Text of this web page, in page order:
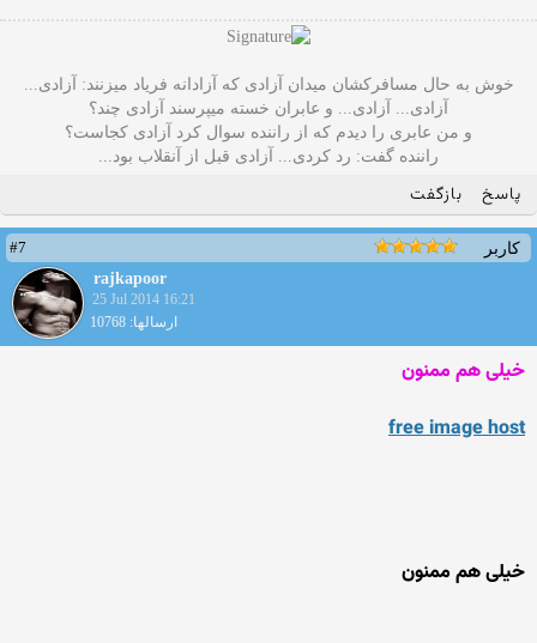
خوش به حال مسافرکشان میدان آزادی که آزادانه فریاد میزنند: آزادی...
آزادی... آزادی... و عابران خسته میپرسند آزادی چند؟
و من عابری را دیدم که از راننده سوال کرد آزادی کجاست؟
راننده گفت: رد کردی... آزادی قبل از آنقلاب بود...
پاسخ بازگفت
کاربر
#7
rajkapoor
25 Jul 2014 16:21
ارسالها: 10768
خیلی هم ممنون
free image host
خیلی هم ممنون